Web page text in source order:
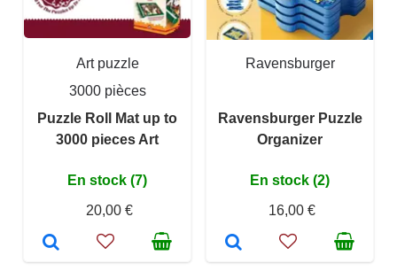
Art puzzle
3000 pièces
Puzzle Roll Mat up to
3000 pieces Art
En stock (7)
20,00 €
Ravensburger
Ravensburger Puzzle
Organizer
En stock (2)
16,00 €